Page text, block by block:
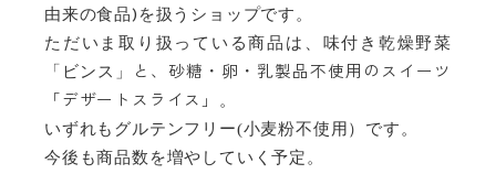
由来の食品) を扱うショップです。
ただいま取り扱っている商品は、味付き乾燥野菜
「ビンス」
と、砂糖・卵・乳製品不使用のスイーツ
「デザートスライス」
。
いずれもグルテンフリー(小麦粉不使用）です。
今後も商品数を増やしていく予定。